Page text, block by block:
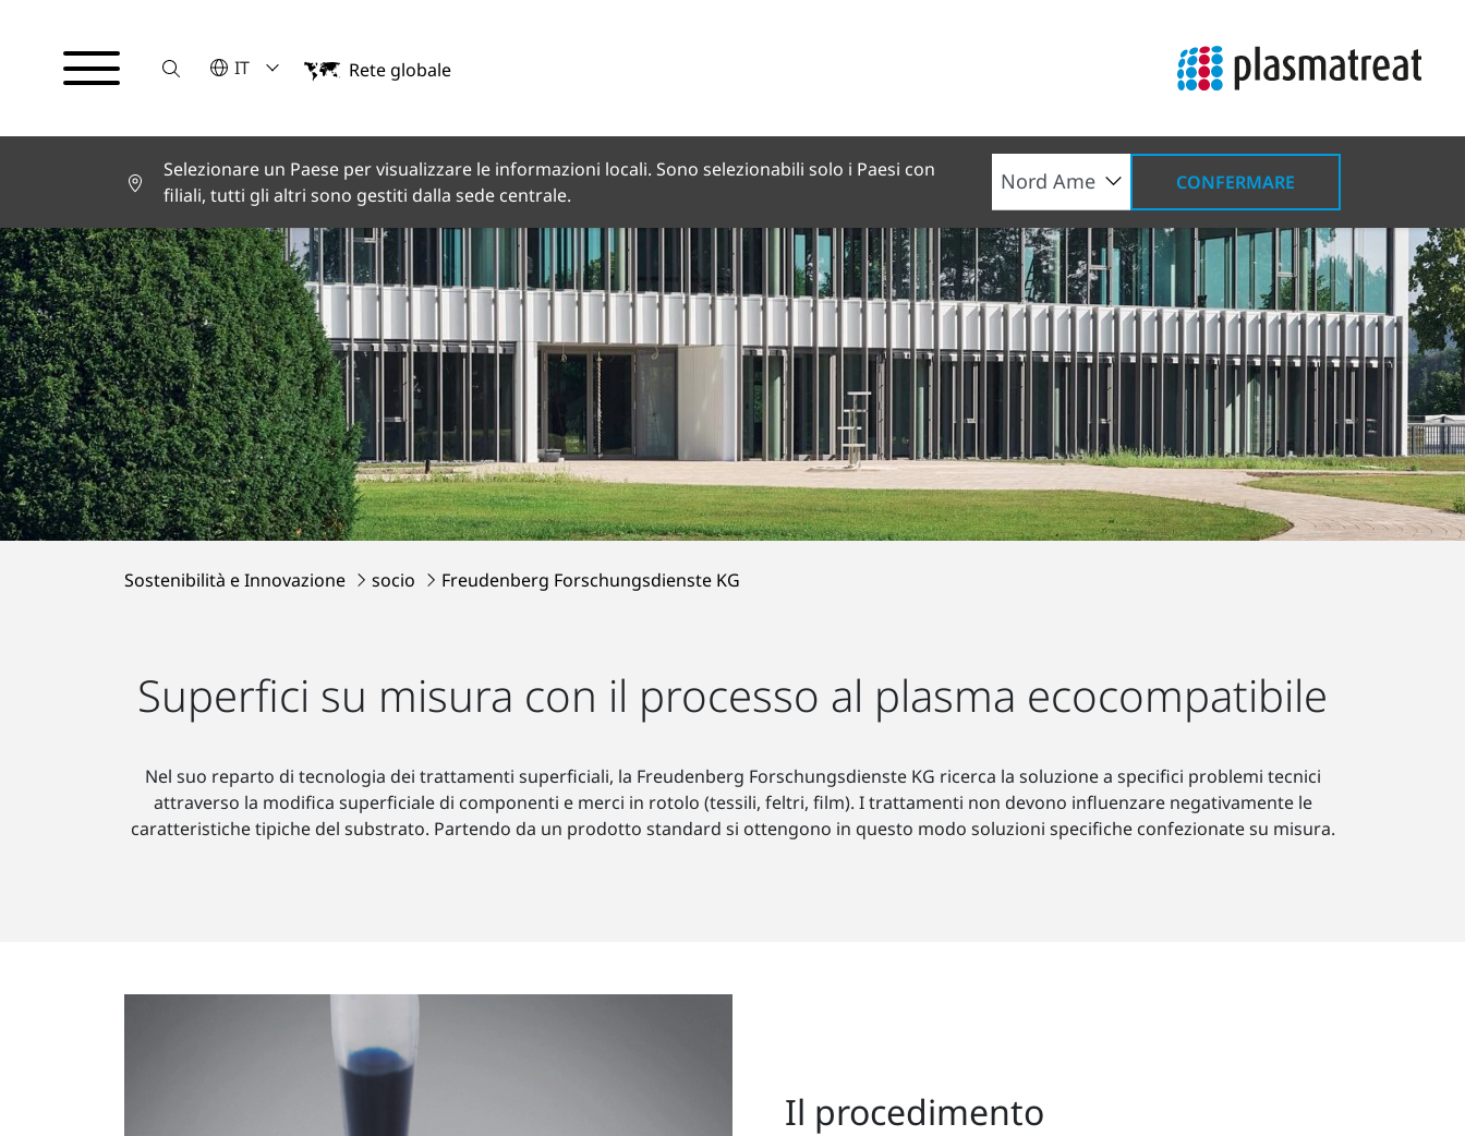
SucheVELEZIONA UNA LINGUA
IT
English
Español
Français
Italiano
Türkçe
日本語
한국어
中文
Rete globale
Selezionare un Paese per visualizzare le informazioni locali. Sono selezionabili solo i Paesi con
filiali, tutti gli altri sono gestiti dalla sede centrale.
CONFERMARE
Sostenibilità e Innovazione socio Freudenberg Forschungsdienste KG
Superfici su misura con il processo al plasma ecocompatibile
Nel suo reparto di tecnologia dei trattamenti superficiali, la Freudenberg Forschungsdienste KG ricerca la soluzione a specifici problemi tecnici
attraverso la modifica superficiale di componenti e merci in rotolo (tessili, feltri, film). I trattamenti non devono influenzare negativamente le
caratteristiche tipiche del substrato. Partendo da un prodotto standard si ottengono in questo modo soluzioni specifiche confezionate su misura.
Il procedimento